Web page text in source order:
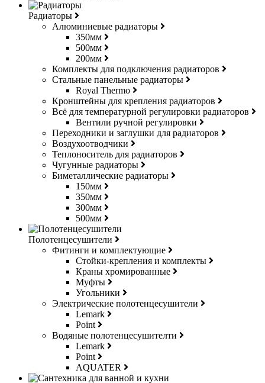
Радиаторы
Алюминиевые радиаторы
350мм
500мм
200мм
Комплекты для подключения радиаторов
Стальные панельные радиаторы
Royal Thermo
Кронштейны для крепления радиаторов
Всё для температурной регулировки радиаторов
Вентили ручной регулировки
Переходники и заглушки для радиаторов
Воздухоотводчики
Теплоноситель для радиаторов
Чугунные радиаторы
Биметаллические радиаторы
150мм
350мм
300мм
500мм
Полотенцесушители
Фитинги и комплектующие
Стойки-крепления и комплекты
Краны хромированные
Муфты
Угольники
Электрические полотенцесушители
Lemark
Point
Водяные полотенцесушителти
Lemark
Point
AQUATER